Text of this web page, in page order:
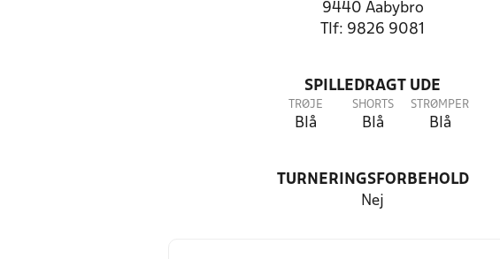
9440 Aabybro
Tlf: 9826 9081
SPILLEDRAGT UDE
TRØJE
Blå
SHORTS
Blå
STRØMPER
Blå
TURNERINGSFORBEHOLD
Nej